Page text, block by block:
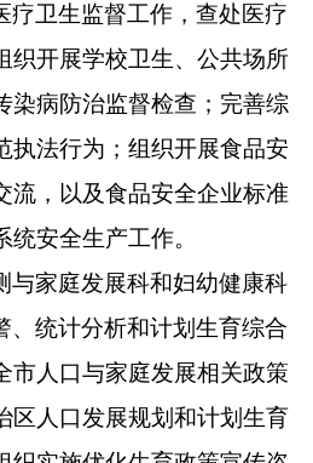
疗卫生监督工作，查处医疗
织开展学校卫生、公共场所
染病防治监督检查；完善综
执法行为；组织开展食品安
流，以及食品安全企业标准
安全生产工作。
与家庭发展科和妇幼健康科
、统计分析和计划生育综合
市人口与家庭发展相关政策
区人口发展规划和计划生育